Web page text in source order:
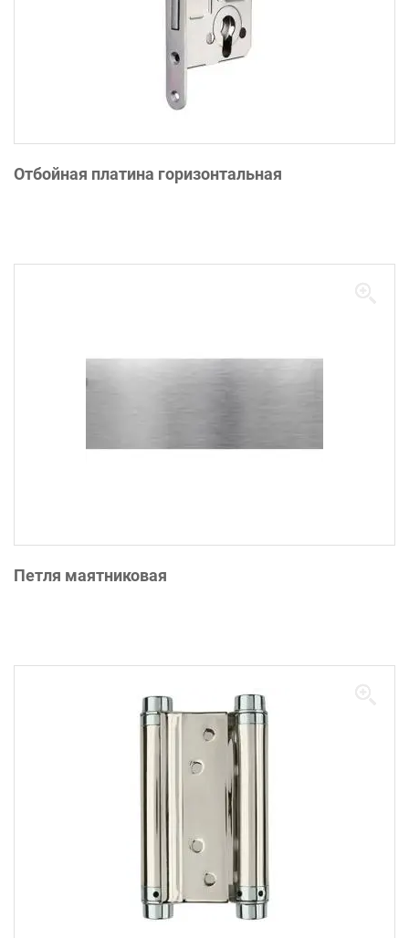
Отбойная платина горизонтальная
Петля маятниковая